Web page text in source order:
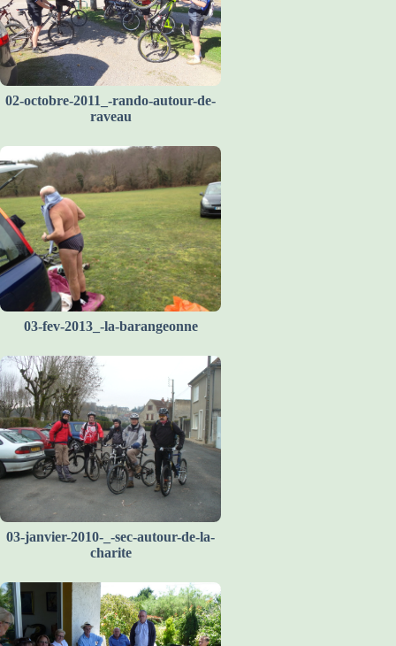
02-octobre-2011_-rando-autour-de-
raveau
03-fev-2013_-la-barangeonne
03-janvier-2010-_-sec-autour-de-la-
charite